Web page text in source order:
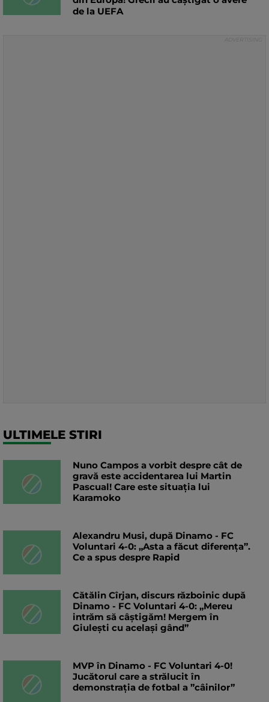
de la UEFA
ULTIMELE STIRI
Nuno Campos a vorbit despre cât de
gravă este accidentarea lui Martin
Pascual! Care este situația lui
Karamoko
Alexandru Musi, după Dinamo - FC
Voluntari 4-0: „Asta a făcut diferența”.
Ce a spus despre Rapid
Cătălin Cîrjan, discurs războinic după
Dinamo - FC Voluntari 4-0: „Mereu
intrăm să câștigăm! Mergem în
Giulești cu același gând”
MVP în Dinamo - FC Voluntari 4-0!
Jucătorul care a strălucit în
demonstrația de fotbal a ”câinilor”